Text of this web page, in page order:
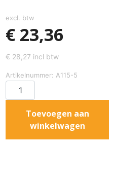
excl. btw
€ 23,36
€ 28,27 incl btw
Artikelnummer: A115-5
Toevoegen aan
winkelwagen